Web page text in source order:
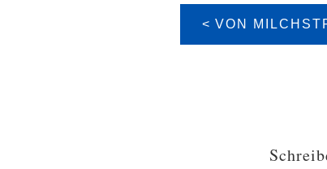
BEITRAGS-
NAVIGATION